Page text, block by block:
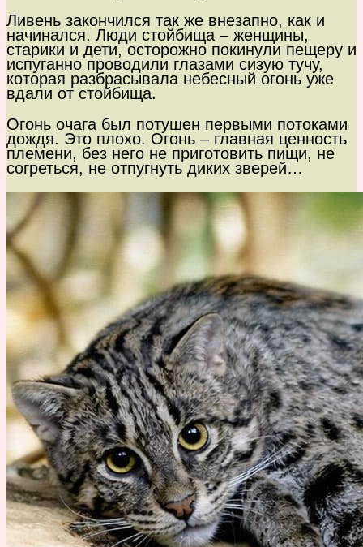
Ливень закончился так же внезапно, как и
начинался. Люди стойбища – женщины,
старики и дети, осторожно покинули пещеру и
испуганно проводили глазами сизую тучу,
которая разбрасывала небесный огонь уже
вдали от стойбища.
Огонь очага был потушен первыми потоками
дождя. Это плохо. Огонь – главная ценность
племени, без него не приготовить пищи, не
согреться, не отпугнуть диких зверей…